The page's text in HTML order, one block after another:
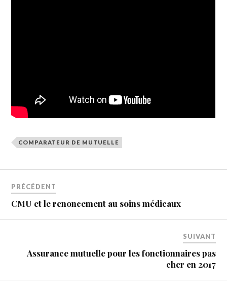
COMPARATEUR DE MUTUELLE
PRÉCÉDENT
CMU et le renoncement au soins médicaux
SUIVANT
Assurance mutuelle pour les fonctionnaires pas
cher en 2017